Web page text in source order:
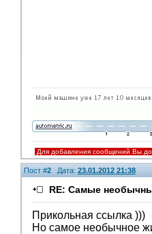
Для добавления сообщений Вы
Пост #2 Дата: 23.01.2012 21:38
RE: Самые
Прикольная ссылка )))
Но самое необычное